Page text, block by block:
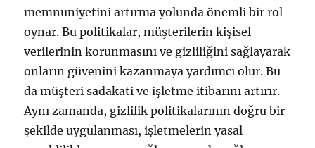
memnuniyetini artırma yolunda önemli bir rol
oynar. Bu politikalar, müşterilerin kişisel
verilerinin korunmasını ve gizliliğini sağlayarak
onların güvenini kazanmaya yardımcı olur. Bu
da müşteri sadakati ve işletme itibarını artırır.
Aynı zamanda, gizlilik politikalarının doğru bir
şekilde uygulanması, işletmelerin yasal